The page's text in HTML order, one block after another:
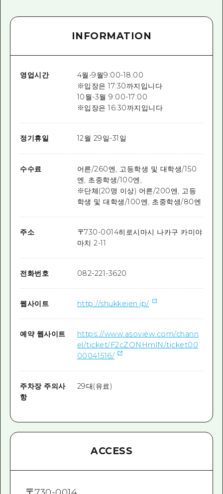
INFORMATION
영업시간
4월-9월9:00-18:00
※입장은 17:30까지입니다
10월-3월 9:00-17:00
※입장은 16:30까지입니다
정기휴일 12월 29일-31일
수수료
어른/260엔, 고등학생 및 대학생/150
엔, 초중학생/100엔,
※단체(20명 이상) 어른/200엔, 고등
학생 및 대학생/100엔, 초중학생/80엔
주소 〒730-0014히로시마시 나카구 카미야
마치 2-11
전화번호 082-221-3620
웹사이트 http://shukkeien.jp/
예약 웹사이트
https://www.asoview.com/chann
el/ticket/F2cZONHmlN/ticket00
00041516/
주차장 주의사
항
29대(유료)
ACCESS